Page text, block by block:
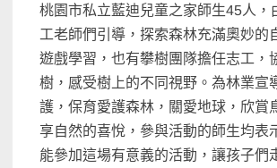
桃園市私立藍迪兒童之家師生45人，
工老師們引導，探索森林充滿奧妙的
遊戲學習，也有攀樹團隊擔任志工，
樹，感受樹上的不同視野。為林業宣
護，保育愛護森林，關愛地球，欣賞
享自然的喜悅，參與活動的師生均表
能參加這場有意義的活動，讓孩子們